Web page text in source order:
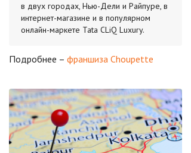
в двух городах, Нью-Дели и Райпуре, в
интернет-магазине и в популярном
онлайн-маркете Tata CLiQ Luxury.
Подробнее – франшиза Choupette